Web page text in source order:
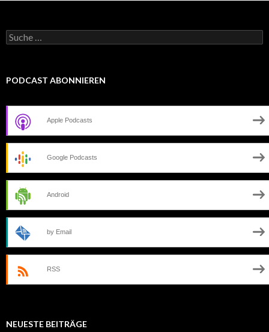
Suche
nach:
PODCAST ABONNIEREN
Apple Podcasts
Google Podcasts
Android
by Email
RSS
NEUESTE BEITRÄGE